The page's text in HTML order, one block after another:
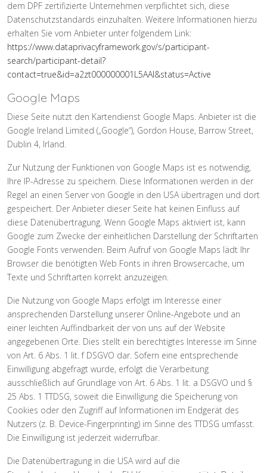
dem DPF zertifizierte Unternehmen verpflichtet sich, diese
Datenschutzstandards einzuhalten. Weitere Informationen hierzu
erhalten Sie vom Anbieter unter folgendem Link:
https://www.dataprivacyframework.gov/s/participant-
search/participant-detail?
contact=true&id=a2zt000000001L5AAI&status=Active
Google Maps
Diese Seite nutzt den Kartendienst Google Maps. Anbieter ist die
Google Ireland Limited („Google“), Gordon House, Barrow Street,
Dublin 4, Irland.
Zur Nutzung der Funktionen von Google Maps ist es notwendig,
Ihre IP-Adresse zu speichern. Diese Informationen werden in der
Regel an einen Server von Google in den USA übertragen und dort
gespeichert. Der Anbieter dieser Seite hat keinen Einfluss auf
diese Datenübertragung. Wenn Google Maps aktiviert ist, kann
Google zum Zwecke der einheitlichen Darstellung der Schriftarten
Google Fonts verwenden. Beim Aufruf von Google Maps lädt Ihr
Browser die benötigten Web Fonts in ihren Browsercache, um
Texte und Schriftarten korrekt anzuzeigen.
Die Nutzung von Google Maps erfolgt im Interesse einer
ansprechenden Darstellung unserer Online-Angebote und an
einer leichten Auffindbarkeit der von uns auf der Website
angegebenen Orte. Dies stellt ein berechtigtes Interesse im Sinne
von Art. 6 Abs. 1 lit. f DSGVO dar. Sofern eine entsprechende
Einwilligung abgefragt wurde, erfolgt die Verarbeitung
ausschließlich auf Grundlage von Art. 6 Abs. 1 lit. a DSGVO und §
25 Abs. 1 TTDSG, soweit die Einwilligung die Speicherung von
Cookies oder den Zugriff auf Informationen im Endgerät des
Nutzers (z. B. Device-Fingerprinting) im Sinne des TTDSG umfasst.
Die Einwilligung ist jederzeit widerrufbar.
Die Datenübertragung in die USA wird auf die